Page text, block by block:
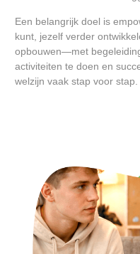
Een belangrijk doel is
kunt, jezelf verder
opbouwen—met
activiteiten te doen en
welzijn vaak stap voor stap.